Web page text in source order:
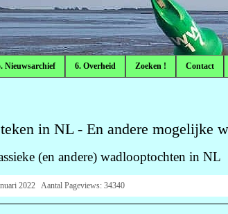
Nieuwsarchief 6. Overheid Zoeken ! Contact
in NL - En andere mogelijke
(en andere) wadlooptochten in NL
2022 Aantal Pageviews: 34340